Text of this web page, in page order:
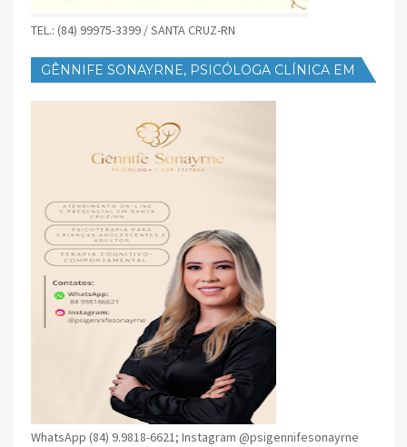
TEL.: (84) 99975-3399 / SANTA CRUZ-RN
GÊNNIFE SONAYRNE, PSICÓLOGA CLÍNICA EM
WhatsApp (84) 9.9818-6621; Instagram @psigennifesonayrne